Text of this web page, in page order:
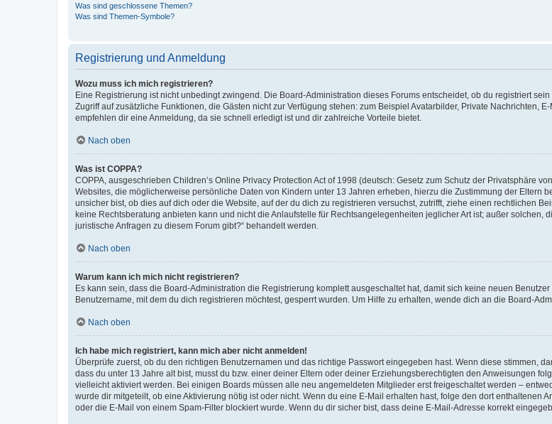
Was sind geschlossene Themen?
Was sind Themen-Symbole?
Registrierung und Anmeldung
Wozu muss ich mich registrieren?
Eine Registrierung ist nicht unbedingt zwingend. Die Board-Administration dieses Forums entscheidet, ob du registriert
Zugriff auf zusätzliche Funktionen, die Gästen nicht zur Verfügung stehen: zum Beispiel Avatarbilder, Private Nachrichten,
empfehlen dir eine Anmeldung, da sie schnell erledigt ist und dir zahlreiche Vorteile bietet.
Nach oben
Was ist COPPA?
COPPA, ausgeschrieben Children’s Online Privacy Protection Act of 1998 (deutsch: Gesetz zum Schutz der Privatsphäre
Websites, die möglicherweise persönliche Daten von Kindern unter 13 Jahren erheben, hierzu die Zustimmung der Eltern
unsicher bist, ob dies auf dich oder die Website, auf der du dich zu registrieren versuchst, zutrifft, ziehe einen rechtlichen
keine Rechtsberatung anbieten kann und nicht die Anlaufstelle für Rechtsangelegenheiten jeglicher Art ist; außer solchen,
juristische Anfragen zu diesem Forum gibt?“ behandelt werden.
Nach oben
Warum kann ich mich nicht registrieren?
Es kann sein, dass die Board-Administration die Registrierung komplett ausgeschaltet hat, damit sich keine neuen
Benutzername, mit dem du dich registrieren möchtest, gesperrt wurden. Um Hilfe zu erhalten, wende dich an die Board-
Nach oben
Ich habe mich registriert, kann mich aber nicht anmelden!
Überprüfe zuerst, ob du den richtigen Benutzernamen und das richtige Passwort eingegeben hast. Wenn diese stimmen,
dass du unter 13 Jahre alt bist, musst du bzw. einer deiner Eltern oder deiner Erziehungsberechtigten den Anweisungen
vielleicht aktiviert werden. Bei einigen Boards müssen alle neu angemeldeten Mitglieder erst freigeschaltet werden –
wurde dir mitgeteilt, ob eine Aktivierung nötig ist oder nicht. Wenn du eine E-Mail erhalten hast, folge den dort enthaltenen
oder die E-Mail von einem Spam-Filter blockiert wurde. Wenn du dir sicher bist, dass deine E-Mail-Adresse korrekt